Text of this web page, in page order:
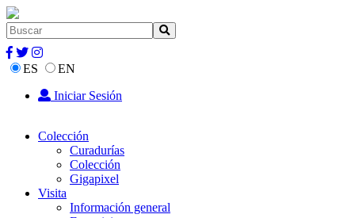
ES
EN
Iniciar Sesión
Colección
Curadurías
Colección
Gigapixel
Visita
Información general